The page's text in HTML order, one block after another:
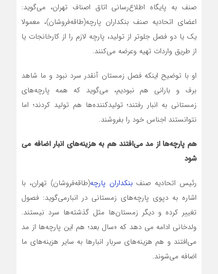
صنف به پایگاه اطلاع‌رسانی اتاق اصناف تهران، می‌گوید:
اعضای اتحادیه صنف بنکداران پارچه(طاقه‌فروشان)، معمولا
یک یا دو فصل جلوتر از تولید، پارچه لازم را از کارخانجات یا
از طریق واردات تهیه وعرضه می‌کنند.
او با توضیح اینکه فصل زمستان آنقدر سرد نبود و ما شاهد
برف و بارانی هم نبودیم، می‌گوید که همه پارچه‌های
زمستانی به انبار رفتند؛ تولیدکننده‌ها هم تولید کردند؛ اما
نتوانستند اجناس خود را بفروشند.
هم پارچه‌ها از مد می‌افتند هم به هزینه‌های انبار اضافه می
شود
رئیس اتحادیه صنف بنکداران پارچه(طاقه‌فروشان) تهران، با
اشاره به دپوی پارچه‌های زمستانی در انبارمی‌گوید: فصول
تغییر کرده و دیگر زمستان‌ها مثل گذشته‌ها سرد نیستند.
ولدخانی ادامه می دهد که «سال بعد؛ هم این پارچه‌ها از مد
می‌افتند و هم هزینه‌های سربار انبارها به سایر هزینه‌های ما
اضافه می‌شوند.